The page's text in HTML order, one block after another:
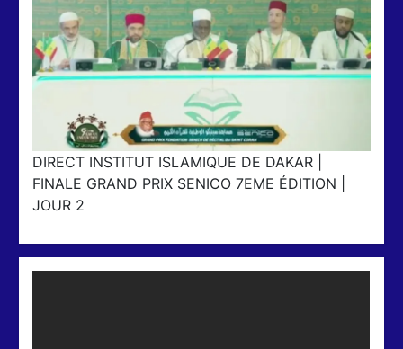
DIRECT INSTITUT ISLAMIQUE DE DAKAR |
FINALE GRAND PRIX SENICO 7EME ÉDITION |
JOUR 2